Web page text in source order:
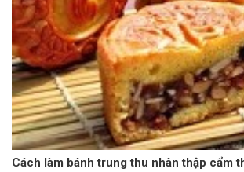
Cách làm bánh trung thu nhân thập cẩm